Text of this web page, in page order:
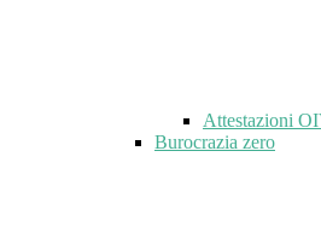
Attestazioni
Burocrazia zero